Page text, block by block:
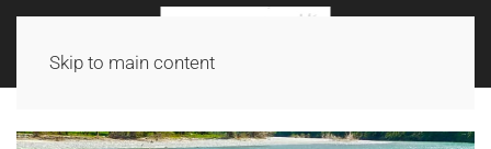
Skip to main content